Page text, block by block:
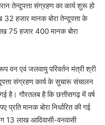
तेन्दूपत्ता संग्रहण का कार्य शुरू हो
हजार मानक बोरा तेन्दूपत्ता के
75 हजार 400 मानक बोरा
एवं जलवायु परिवर्तन मंत्री श्री
संग्रहण कार्य के सुचारू संचालन
है। गौरतलब है कि छत्तीसगढ़ में वर्ष
मानक बोरा निर्धारित की गई
13 लाख आदिवासी-वनवासी